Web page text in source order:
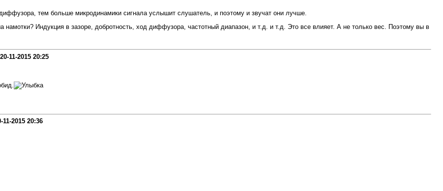
тем больше микродинамики сигнала услышит слушатель, и поэтому и звучат они лучше.
намотки? Индукция в зазоре, добротность, ход диффузора, частотный диапазон, и т.д. и т.д. Это все влияет. А не только вес. Поэтому вы в
20-11-2015 20:25
11-2015 20:36